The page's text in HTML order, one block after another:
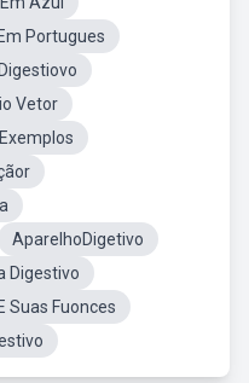
Portugues
Vetor
AparelhoDigetivo
Digestivo
Suas Fuonces